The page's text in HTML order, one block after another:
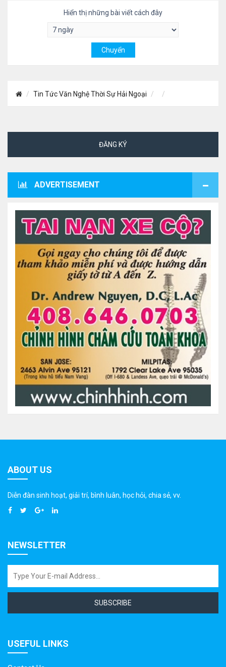
Hiển thị những bài viết cách đây
Tin Tức Văn Nghệ Thời Sự Hải Ngoại
ĐĂNG KÝ
ADVERTISEMENT
ABOUT US
Diễn đàn sinh hoạt, giải trí, bình luân, học hỏi, chia sẻ, vv.
NEWSLETTER
SUBSCRIBE
USEFUL LINKS